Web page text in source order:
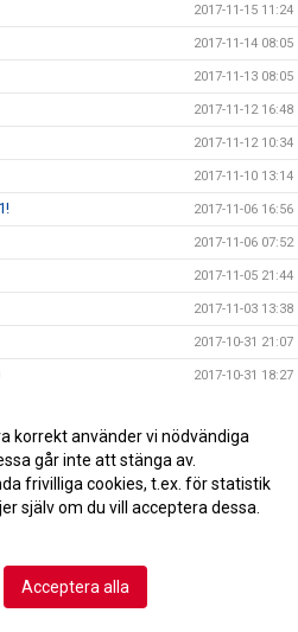
2017-11-15 11:24
2017-11-14 08:05
2017-11-13 08:05
2017-11-12 16:48
2017-11-12 10:34
2017-11-10 13:14
2017-11-06 16:56
2017-11-06 07:52
2017-11-05 21:44
2017-11-03 13:38
2017-10-31 21:07
2017-10-31 18:27
2017-10-29 17:21
2017-10-28 09:39
2017-10-27 16:27
korrekt använder vi nödvändiga
går inte att stänga av.
frivilliga cookies, t.ex. för statistik
själv om du vill acceptera dessa.
Acceptera alla